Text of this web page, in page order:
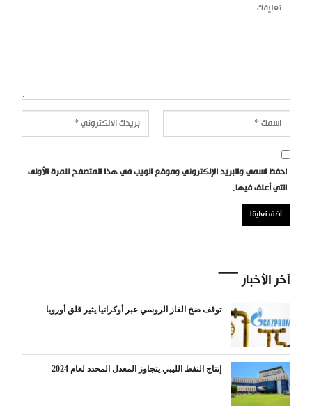
احفظ اسمي والبريد الإلكتروني وموقع الويب في هذا المتصفح للمرة الأولى
التي أعلق فيها.
آخر الأخبار
توقف ضخ الغاز الروسي عبر أوكرانيا يثير قلق أوروبا
إنتاج النفط الليبي يتجاوز المعدل المحدد لعام 2024